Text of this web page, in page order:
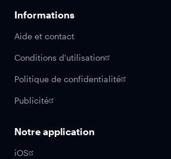
Informations
Aide et contact
Conditions d'utilisation
Politique de confidentialité
Publicité
Notre application
iOS